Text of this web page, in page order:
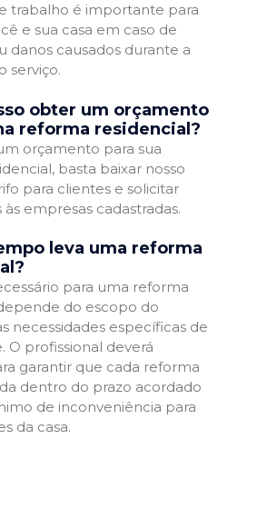
trabalho é importante para
e sua casa em caso de
danos causados durante a
serviço.
obter um orçamento
reforma residencial?
orçamento para sua
basta baixar nosso
para clientes e solicitar
empresas cadastradas.
leva uma reforma
para uma reforma
do escopo do
necessidades específicas de
O profissional deverá
garantir que cada reforma
dentro do prazo acordado
de inconveniência para
da casa.